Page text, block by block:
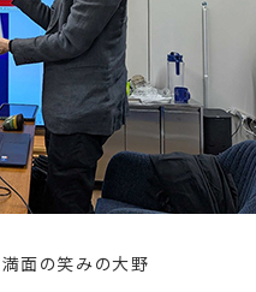
面の笑みの大野